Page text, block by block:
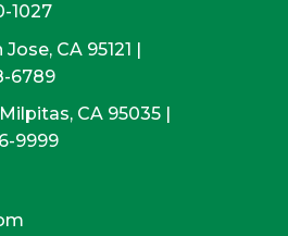
1027
CA 95121 |
6789
CA 95035|
9999